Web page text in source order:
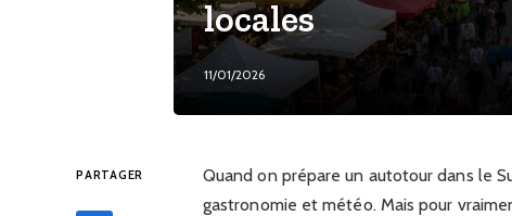
locales
11/01/2026
PARTAGER
Quand on prépare un autotour dans le
gastronomie et météo. Mais pour